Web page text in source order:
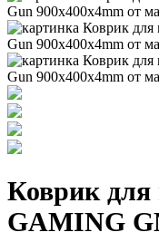
Коврик
GAMING